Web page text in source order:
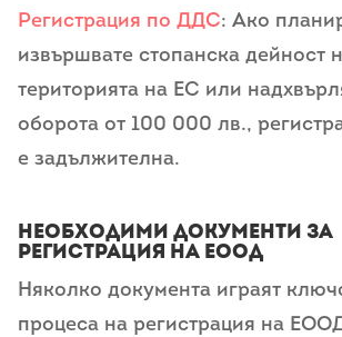
Регистрация по ДДС: Ако
извършвате стопанска дейност
територията на ЕС или
оборота от 100 000 лв.,
е задължителна.
Необходими документи за
регистрация на еоод
Няколко документа играят
процеса на регистрация на